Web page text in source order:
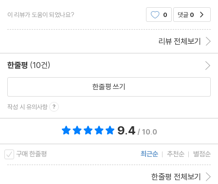
태어난 해가 아니라 태어난 날이 핵심
음양오행에 근거한 10가지 기운의 성향
갑목-큰나무로 태어난 사람
병화-큰불로 태어난 사람
정화-작은불로 태어난 사람
무토-넓은땅으로 태어난 사람
기토-촉촉한땅으로 태어난 사람
경금-단단한바위로 태어난 사람
신금-날카로운금속으로 태어난 사람
임수-큰물로 태어난 사람
계수-옹달샘으로 태어난 사람
기도 하는데, 이게 참 내 마음대로 쉬운 것이 아니다.
요즘에 외로운 다음도 많이 들기도하고... 연애에 운
이 리뷰가 도움이 되었나요? 0 댓글 0
리뷰 전체보기
한줄평 (10건)
한줄평 쓰기
작성 시 유의사항
9.4 / 10.0
구매 한줄평 최근순 추천순 별점순
한줄평 전체보기